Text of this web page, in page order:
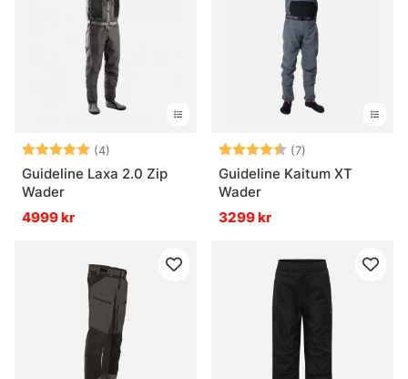
Betyg: (4)
5.0 utav 5 stjärnor
Guideline Laxa 2.0 Zip
Wader
4999 kr
Betyg: (7)
Guideline Kaitum XT
Wader
3299 kr